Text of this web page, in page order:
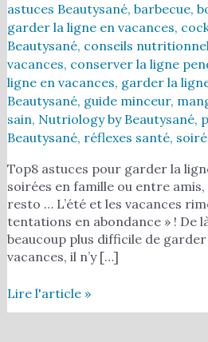
astuces Beautysané, barbecue,
garder la ligne en vacances,
Beautysané, conseils
vacances, conserver la ligne
ligne en vacances, garder la
Beautysané, guide minceur,
sain, Nutriology by Beautysané,
Beautysané, réflexes santé,
Top8 astuces pour garder la
soirées en famille ou entre amis,
resto … L’été et les vacances
tentations en abondance » ! De
beaucoup plus difficile de
vacances, il n’y […]
Lire l'article »